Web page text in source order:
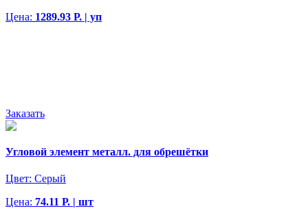
Цена: 1289.93 Р. | уп
Заказать
Угловой элемент металл. для обрешётки
Цвет: Серый
Цена: 74.11 Р. | шт